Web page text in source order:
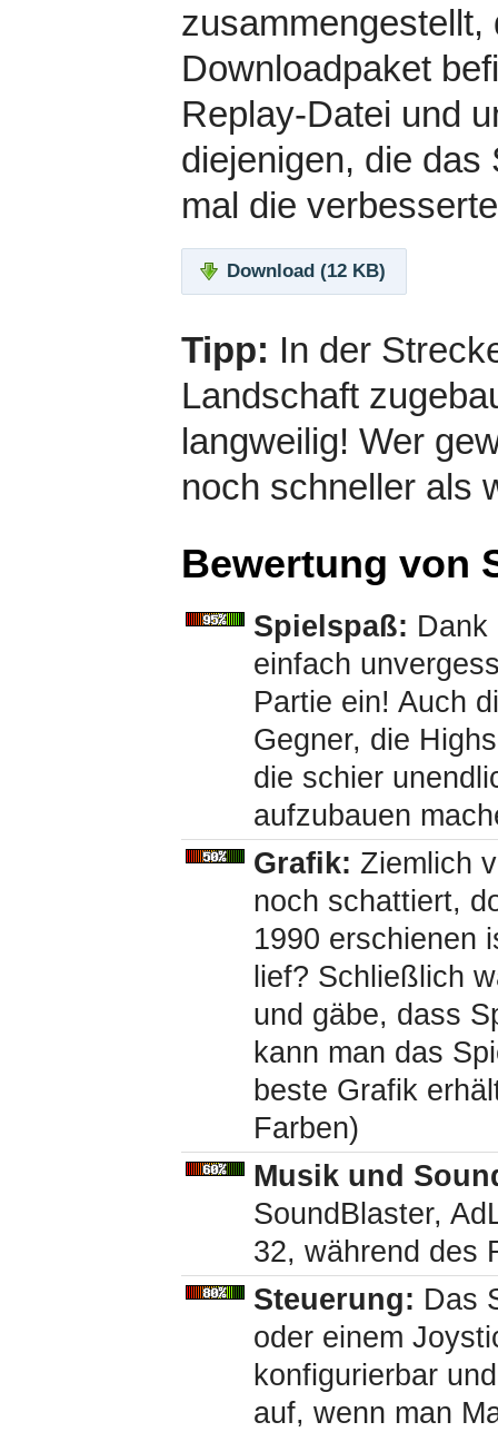
Downloadpaket
Replay-Datei und
diejenigen, die
mal die
Download (12 KB)
Tipp: In der
Landschaft
langweilig! Wer
noch schneller als
Bewertung von
Spielspaß: Dank
einfach
Partie ein! Auch
Gegner, die
die schier
aufzubauen
Grafik: Ziemlich
noch schattiert,
1990 erschienen
lief? Schließlich
und gäbe, dass
kann man das
beste Grafik
Farben)
Musik und
SoundBlaster,
32, während des
Steuerung: Das
oder einem
konfigurierbar
auf, wenn man